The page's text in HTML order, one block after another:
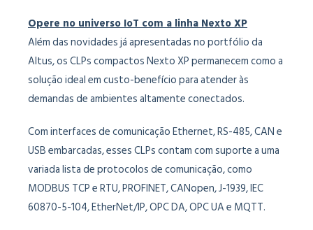
Opere no universo IoT com a linha Nexto XP
Além das novidades já apresentadas no portfólio da
Altus, os CLPs compactos Nexto XP permanecem como a
solução ideal em custo-benefício para atender às
demandas de ambientes altamente conectados.
Com interfaces de comunicação Ethernet, RS-485, CAN e
USB embarcadas, esses CLPs contam com suporte a uma
variada lista de protocolos de comunicação, como
MODBUS TCP e RTU, PROFINET, CANopen, J-1939, IEC
60870-5-104, EtherNet/IP, OPC DA, OPC UA e MQTT.